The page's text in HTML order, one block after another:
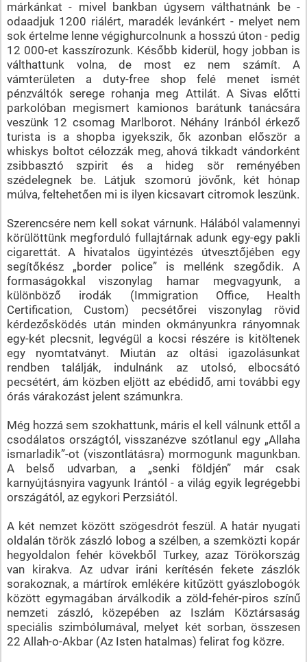
márkánkat - mivel bankban úgysem válthatnánk be -
odaadjuk 1200 riálért, maradék levánkért - melyet nem
sok értelme lenne végighurcolnunk a hosszú úton - pedig
12 000-et kasszírozunk. Később kiderül, hogy jobban is
válthattunk volna, de most ez nem számít. A
vámterületen a duty-free shop felé menet ismét
pénzváltók serege rohanja meg Attilát. A Sivas előtti
parkolóban megismert kamionos barátunk tanácsára
veszünk 12 csomag Marlborot. Néhány Iránból érkező
turista is a shopba igyekszik, ők azonban először a
whiskys boltot célozzák meg, ahová tikkadt vándorként
zsibbasztó szpirit és a hideg sör reményében
szédelegnek be. Látjuk szomorú jövőnk, két hónap
múlva, feltehetően mi is ilyen kicsavart citromok leszünk.
Szerencsére nem kell sokat várnunk. Hálából valamennyi
körülöttünk megforduló fullajtárnak adunk egy-egy pakli
cigarettát. A hivatalos ügyintézés útvesztőjében egy
segítőkész „border police” is mellénk szegődik. A
formaságokkal viszonylag hamar megvagyunk, a
különböző irodák (Immigration Office, Health
Certification, Custom) pecsétőrei viszonylag rövid
kérdezősködés után minden okmányunkra rányomnak
egy-két plecsnit, legvégül a kocsi részére is kitöltenek
egy nyomtatványt. Miután az oltási igazolásunkat
rendben találják, indulnánk az utolsó, elbocsátó
pecsétért, ám közben eljött az ebédidő, ami további egy
órás várakozást jelent számunkra.
Még hozzá sem szokhattunk, máris el kell válnunk ettől a
csodálatos országtól, visszanézve szótlanul egy „Allaha
ismarladik”-ot (viszontlátásra) mormogunk magunkban.
A belső udvarban, a „senki földjén” már csak
karnyújtásnyira vagyunk Irántól - a világ egyik legrégebbi
országától, az egykori Perzsiától.
A két nemzet között szögesdrót feszül. A határ nyugati
oldalán török zászló lobog a szélben, a szemközti kopár
hegyoldalon fehér kövekből Turkey, azaz Törökország
van kirakva. Az udvar iráni kerítésén fekete zászlók
sorakoznak, a mártírok emlékére kitűzött gyászlobogók
között egymagában árválkodik a zöld-fehér-piros színű
nemzeti zászló, közepében az Iszlám Köztársaság
speciális szimbólumával, melyet két sorban, összesen
22 Allah-o-Akbar (Az Isten hatalmas) felirat fog közre.